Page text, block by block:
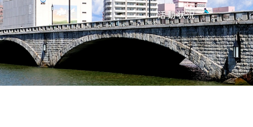
活動状況